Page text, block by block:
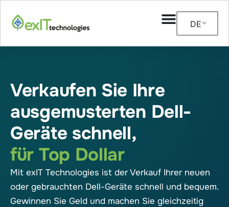
DE
Verkaufen Sie Ihre
ausgemusterten Dell-
Geräte schnell,
für Top Dollar
Mit exIT Technologies ist der Verkauf Ihrer neuen
oder gebrauchten Dell-Geräte schnell und bequem.
Gewinnen Sie Geld und machen Sie gleichzeitig